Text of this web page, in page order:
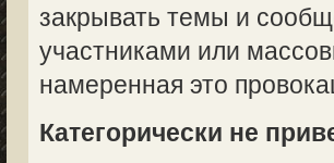
закрывать темы и
участниками или
намеренная это
Категорически не